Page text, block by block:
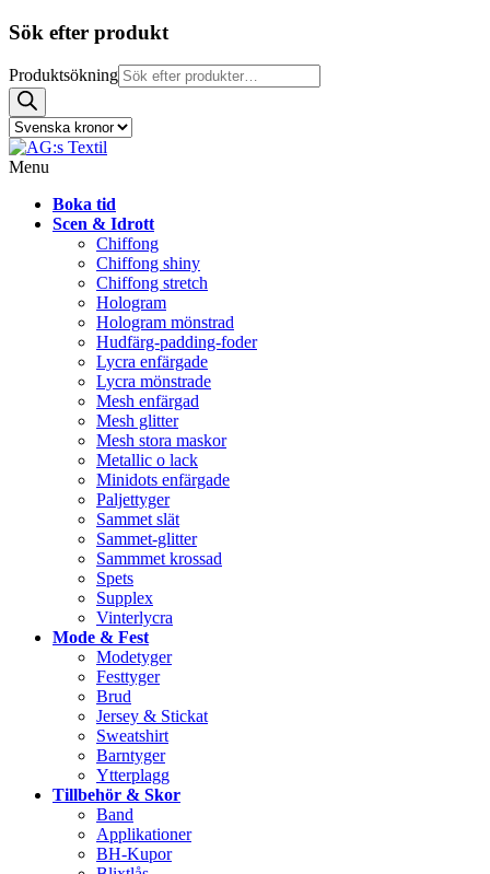
Sök efter produkt
Produktsökning
Menu
Boka tid
Scen & Idrott
Chiffong
Chiffong shiny
Chiffong stretch
Hologram
Hologram mönstrad
Hudfärg-padding-foder
Lycra enfärgade
Lycra mönstrade
Mesh enfärgad
Mesh glitter
Mesh stora maskor
Metallic o lack
Minidots enfärgade
Paljettyger
Sammet slät
Sammet-glitter
Sammmet krossad
Spets
Supplex
Vinterlycra
Mode & Fest
Modetyger
Festtyger
Brud
Jersey & Stickat
Sweatshirt
Barntyger
Ytterplagg
Tillbehör & Skor
Band
Applikationer
BH-Kupor